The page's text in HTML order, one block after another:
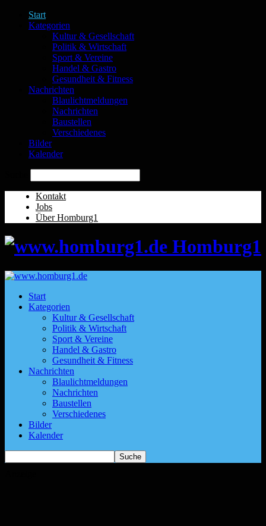
Start
Kategorien
Kultur & Gesellschaft
Politik & Wirtschaft
Sport & Vereine
Handel & Gastro
Gesundheit & Fitness
Nachrichten
Blaulichtmeldungen
Nachrichten
Baustellen
Verschiedenes
Bilder
Kalender
Kontakt
Jobs
Über Homburg1
Homburg1
Start
Kategorien
Kultur & Gesellschaft
Politik & Wirtschaft
Sport & Vereine
Handel & Gastro
Gesundheit & Fitness
Nachrichten
Blaulichtmeldungen
Nachrichten
Baustellen
Verschiedenes
Bilder
Kalender